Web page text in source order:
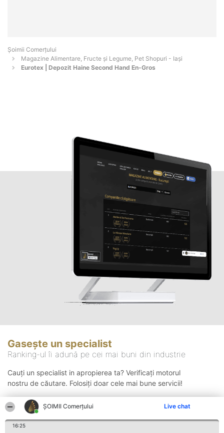
ȘOIMII Comerțului Live chat
16:25
Șoimii Comerțului
Magazine Alimentare, Fructe și Legume, Pet Shopuri - Iaşi
Eurotex | Depozit Haine Second Hand En-Gros
Gasește un specialist
Ranking-ul îi adună pe cei mai buni din industrie
Cauți un specialist in apropierea ta? Verificați motorul
nostru de căutare. Folosiți doar cele mai bune servicii!